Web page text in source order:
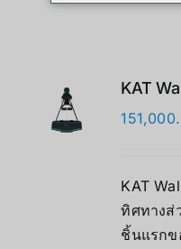
KAT
KAT
ทิศทางส่
ชิ้นแรกข